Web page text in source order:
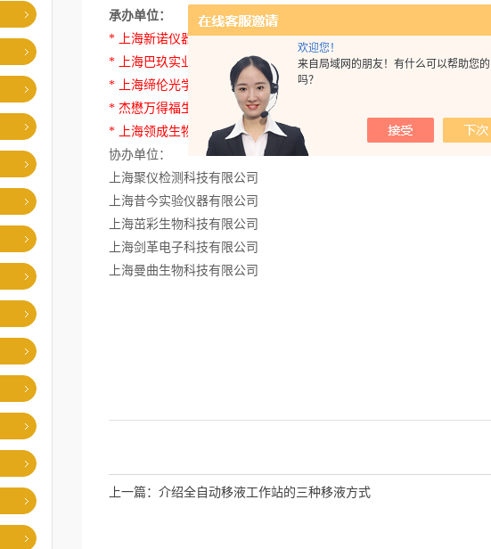
欢迎您！
来自局域网的朋友！有什么可以帮助您的
吗？
承办单位：
* 上海新诺仪器集团有限公司
* 上海巴玖实业有限公司
* 上海缔伦光学仪器有限公司
* 杰懋万得福生物科技有限公司
* 上海领成生物科技有限公司
协办单位：
上海聚仪检测科技有限公司
上海昔今实验仪器有限公司
上海茁彩生物科技有限公司
上海剑革电子科技有限公司
上海曼曲生物科技有限公司
上一篇： 介绍全自动移液工作站的三种移液方式